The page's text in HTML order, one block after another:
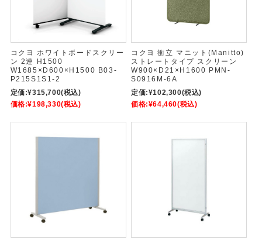
コクヨ ホワイトボードスクリー
ン 2連 H1500
W1685×D600×H1500 B03-
P215S1S1-2
定価:¥315,700(税込)
価格:¥198,330(税込)
コクヨ 衝立 マニット(Manitto)
ストレートタイプ スクリーン
W900×D21×H1600 PMN-
S0916M-6A
定価:¥102,300(税込)
価格:¥64,460(税込)